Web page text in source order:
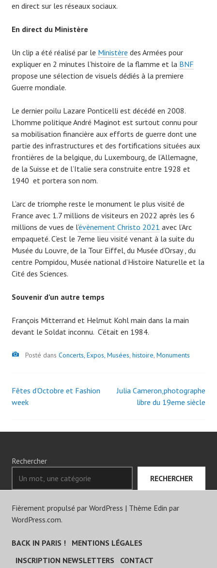
en direct sur les réseaux sociaux.
En direct du Ministère
Un clip a été réalisé par le Ministère des Armées pour
expliquer en 2 minutes l’histoire de la flamme et la BNF
propose une sélection de visuels dédiés à la premiere
Guerre mondiale.
Le dernier poilu Lazare Ponticelli est décédé en 2008.
L’homme politique André Maginot est surtout connu pour
sa mobilisation financière aux efforts de guerre dont une
partie des infrastructures et des fortifications situées aux
frontières de la belgique, du Luxembourg, de l’Allemagne,
de la Suisse et de l’Italie sera construite entre 1928 et
1940 et portera son nom.
L’arc de triomphe reste le monument le plus visité de
France avec 1.7 millions de visiteurs en 2022 après les 6
millions de vues de l’évènement Christo 2021 avec l’Arc
empaqueté. C’est le 7eme lieu visité venant à la suite du
Musée du Louvre, de la Tour Eiffel, du Musée d’Orsay , du
centre Pompidou, Musée national d’Histoire Naturelle et la
Cité des Sciences.
Souvenir d’un autre temps
François Mitterrand et Helmut Kohl main dans la main
devant le Soldat inconnu. C’était en 1984.
Image
Posté dans Concerts, Expos, Musées, histoire, Monuments
Navigation
Fêtes d’Octobre et Fashion
week
Julia Cameron,photographe
libre du 19eme siècle
Rechercher
RECHERCHER
Fièrement propulsé par WordPress | Thème Edin par
WordPress.com.
BACK IN PARIS !
MENTIONS LÉGALES
INSCRIPTION NEWSLETTERS
CONTACT